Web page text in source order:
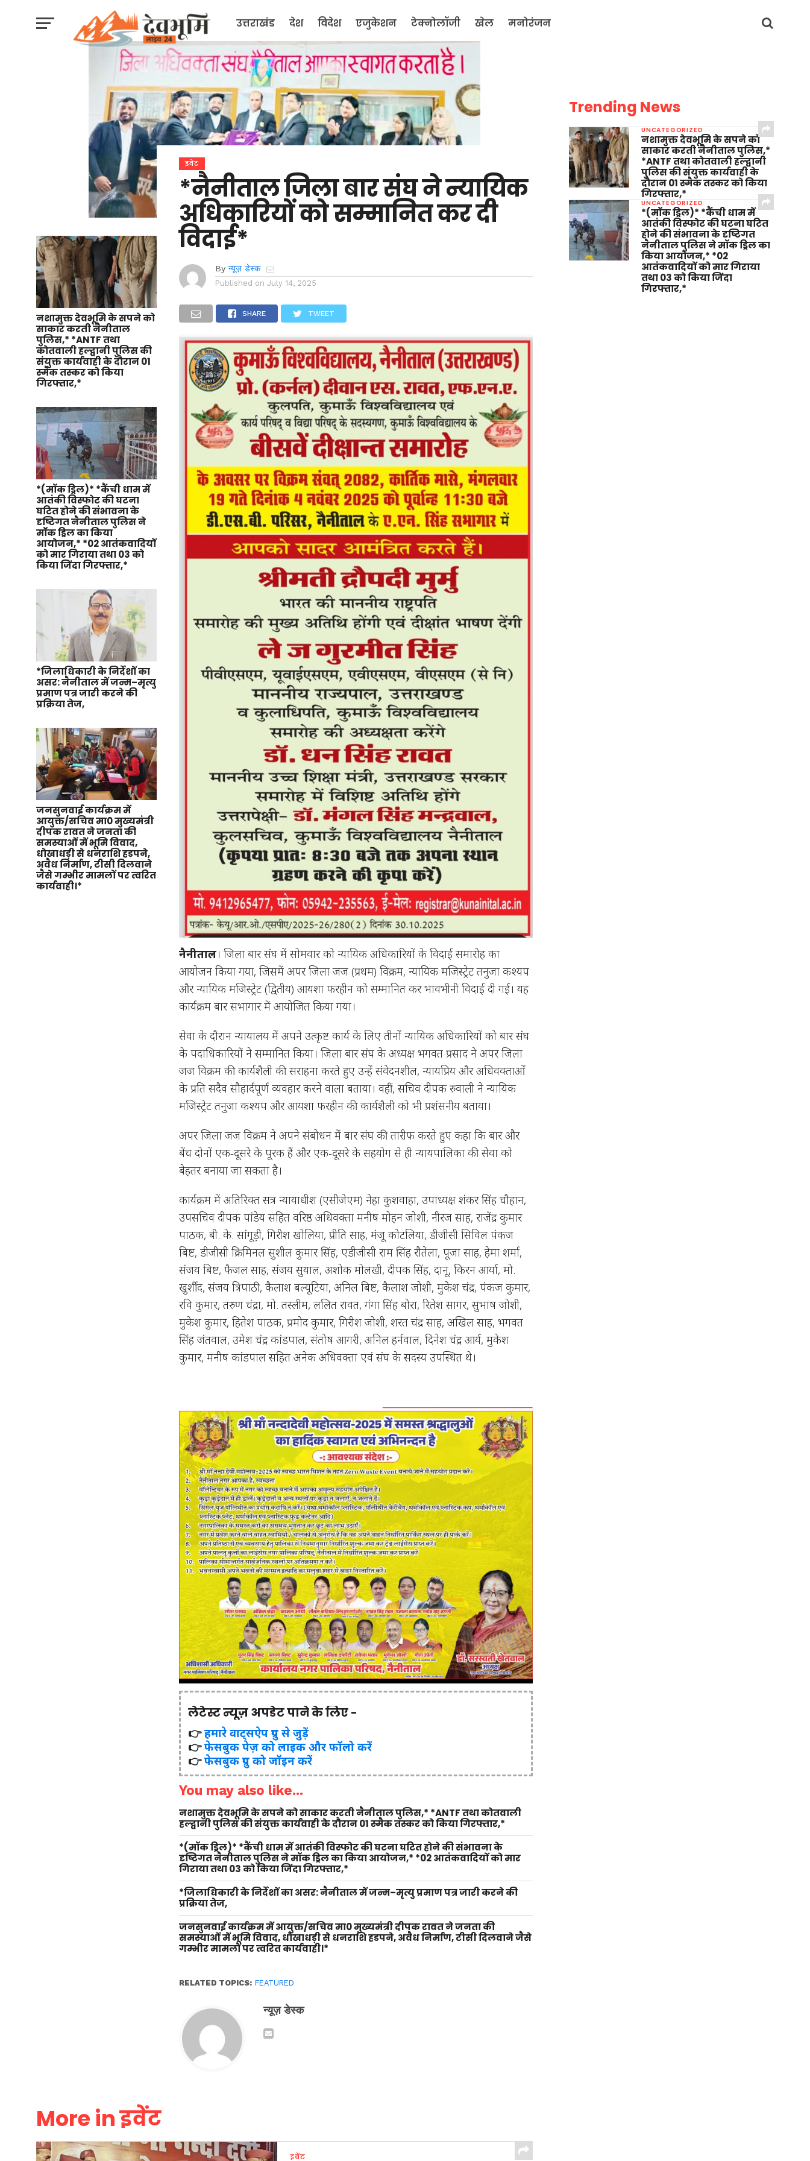
उत्तराखंड देश विदेश एजुकेशन टेक्नोलॉजी खेल मनोरंजन
नशामुक्त देवभूमि के सपने को
साकार करती नैनीताल
पुलिस,* *ANTF तथा
कोतवाली हल्द्वानी पुलिस की
संयुक्त कार्यवाही के दौरान 01
स्मैक तस्कर को किया
गिरफ्तार,*
*(मॉक ड्रिल)* *कैंची धाम में
आतंकी विस्फोट की घटना
घटित होने की संभावना के
दृष्टिगत नैनीताल पुलिस ने
मॉक ड्रिल का किया
आयोजन,* *02 आतंकवादियों
को मार गिराया तथा 03 को
किया जिंदा गिरफ्तार,*
*जिलाधिकारी के निर्देशों का
असर: नैनीताल में जन्म–मृत्यु
प्रमाण पत्र जारी करने की
प्रक्रिया तेज,
जनसुनवाई कार्यक्रम में
आयुक्त/सचिव मा0 मुख्यमंत्री
दीपक रावत ने जनता की
समस्याओं में भूमि विवाद,
धोखाधड़ी से धनराशि हडपने,
अवैध निर्माण, टीसी दिलवाने
जैसे गम्भीर मामलों पर त्वरित
कार्यवाही।*
इवेंट
*नैनीताल जिला बार संघ ने न्यायिक
अधिकारियों को सम्मानित कर दी
विदाई*
By न्यूज़ डेस्क
Published on July 14, 2025
SHARE TWEET
नैनीताल। जिला बार संघ में सोमवार को न्यायिक अधिकारियों के विदाई समारोह का
आयोजन किया गया, जिसमें अपर जिला जज (प्रथम) विक्रम, न्यायिक मजिस्ट्रेट तनुजा कश्यप
और न्यायिक मजिस्ट्रेट (द्वितीय) आयशा फरहीन को सम्मानित कर भावभीनी विदाई दी गई। यह
कार्यक्रम बार सभागार में आयोजित किया गया।
सेवा के दौरान न्यायालय में अपने उत्कृष्ट कार्य के लिए तीनों न्यायिक अधिकारियों को बार संघ
के पदाधिकारियों ने सम्मानित किया। जिला बार संघ के अध्यक्ष भगवत प्रसाद ने अपर जिला
जज विक्रम की कार्यशैली की सराहना करते हुए उन्हें संवेदनशील, न्यायप्रिय और अधिवक्ताओं
के प्रति सदैव सौहार्दपूर्ण व्यवहार करने वाला बताया। वहीं, सचिव दीपक रुवाली ने न्यायिक
मजिस्ट्रेट तनुजा कश्यप और आयशा फरहीन की कार्यशैली को भी प्रशंसनीय बताया।
अपर जिला जज विक्रम ने अपने संबोधन में बार संघ की तारीफ करते हुए कहा कि बार और
बेंच दोनों एक-दूसरे के पूरक हैं और एक-दूसरे के सहयोग से ही न्यायपालिका की सेवा को
बेहतर बनाया जा सकता है।
कार्यक्रम में अतिरिक्त सत्र न्यायाधीश (एसीजेएम) नेहा कुशवाहा, उपाध्यक्ष शंकर सिंह चौहान,
उपसचिव दीपक पांडेय सहित वरिष्ठ अधिवक्ता मनीष मोहन जोशी, नीरज साह, राजेंद्र कुमार
पाठक, बी. के. सांगूड़ी, गिरीश खोलिया, प्रीति साह, मंजू कोटलिया, डीजीसी सिविल पंकज
बिष्ट, डीजीसी क्रिमिनल सुशील कुमार सिंह, एडीजीसी राम सिंह रौतेला, पूजा साह, हेमा शर्मा,
संजय बिष्ट, फैजल साह, संजय सुयाल, अशोक मोलखी, दीपक सिंह, दानू, किरन आर्या, मो.
खुर्शीद, संजय त्रिपाठी, कैलाश बल्यूटिया, अनिल बिष्ट, कैलाश जोशी, मुकेश चंद्र, पंकज कुमार,
रवि कुमार, तरुण चंद्रा, मो. तस्लीम, ललित रावत, गंगा सिंह बोरा, रितेश सागर, सुभाष जोशी,
मुकेश कुमार, हितेश पाठक, प्रमोद कुमार, गिरीश जोशी, शरत चंद्र साह, अखिल साह, भगवत
सिंह जंतवाल, उमेश चंद्र कांडपाल, संतोष आगरी, अनिल हर्नवाल, दिनेश चंद्र आर्य, मुकेश
कुमार, मनीष कांडपाल सहित अनेक अधिवक्ता एवं संघ के सदस्य उपस्थित थे।
लेटेस्ट न्यूज़ अपडेट पाने के लिए -
👉हमारे वाट्सऐप ग्रुप से जुड़ें
👉फेसबुक पेज़ को लाइक और फॉलो करें
👉फेसबुक ग्रुप को जॉइन करें
You may also like...
नशामुक्त देवभूमि के सपने को साकार करती नैनीताल पुलिस,* *ANTF तथा कोतवाली
हल्द्वानी पुलिस की संयुक्त कार्यवाही के दौरान 01 स्मैक तस्कर को किया गिरफ्तार,*
*(मॉक ड्रिल)* *कैंची धाम में आतंकी विस्फोट की घटना घटित होने की संभावना के
दृष्टिगत नैनीताल पुलिस ने मॉक ड्रिल का किया आयोजन,* *02 आतंकवादियों को मार
गिराया तथा 03 को किया जिंदा गिरफ्तार,*
*जिलाधिकारी के निर्देशों का असर: नैनीताल में जन्म–मृत्यु प्रमाण पत्र जारी करने की
प्रक्रिया तेज,
जनसुनवाई कार्यक्रम में आयुक्त/सचिव मा0 मुख्यमंत्री दीपक रावत ने जनता की
समस्याओं में भूमि विवाद, धोखाधड़ी से धनराशि हडपने, अवैध निर्माण, टीसी दिलवाने जैसे
गम्भीर मामलों पर त्वरित कार्यवाही।*
RELATED TOPICS: FEATURED
न्यूज़ डेस्क
More in इवेंट
इवेंट
Trending News
UNCATEGORIZED
नशामुक्त देवभूमि के सपने को
साकार करती नैनीताल पुलिस,*
*ANTF तथा कोतवाली हल्द्वानी
पुलिस की संयुक्त कार्यवाही के
दौरान 01 स्मैक तस्कर को किया
गिरफ्तार,*
UNCATEGORIZED
*(मॉक ड्रिल)* *कैंची धाम में
आतंकी विस्फोट की घटना घटित
होने की संभावना के दृष्टिगत
नैनीताल पुलिस ने मॉक ड्रिल का
किया आयोजन,* *02
आतंकवादियों को मार गिराया
तथा 03 को किया जिंदा
गिरफ्तार,*